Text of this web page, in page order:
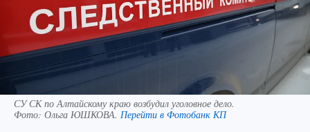
СУ СК по Алтайскому краю возбудил уголовное дело.
Фото: Ольга ЮШКОВА. Перейти в Фотобанк КП